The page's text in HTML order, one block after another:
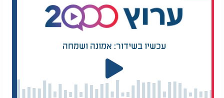
עכשיו בשידור: אמונה ושמחה